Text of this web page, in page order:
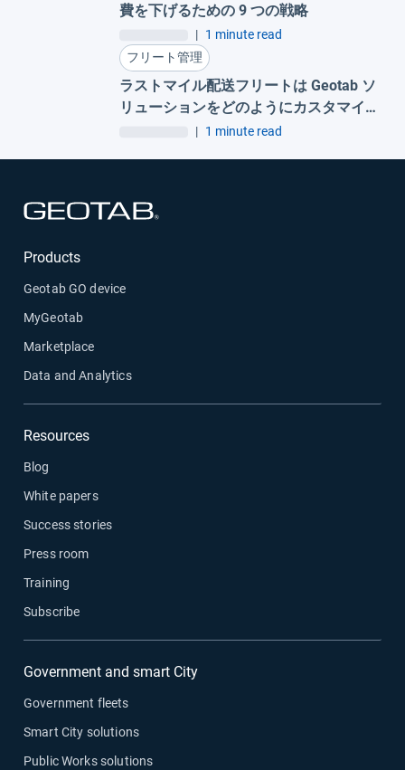
費を下げるための 9 つの戦略
| 1 minute read
フリート管理
ラストマイル配送フリートは Geotab ソ
リューションをどのようにカスタマイ
ズしているのか
| 1 minute read
Products
Geotab GO device
MyGeotab
Marketplace
Data and Analytics
Resources
Blog
White papers
Success stories
Press room
Training
Subscribe
Government and smart City
Government fleets
Smart City solutions
Public Works solutions